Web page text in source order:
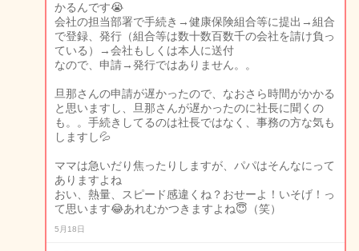
かるんです😭
会社の担当部署で手続き→健康保険組合等に提出→組合
で登録、発行（組合等は数十数百数千の会社を請け負っ
ている）→会社もしくは本人に送付
なので、申請→発行ではありません。。
旦那さんの申請が遅かったので、なおさら時間がかかる
と思いますし、旦那さんが遅かったのに社長に聞くの
も。。手続きしてるのは社長ではなく、事務の方な気も
しますし💦
ママは急いだり焦ったりしますが、パパはそんなにって
ありますよね
おい、熱量、スピード感違くね？おせーよ！いそげ！っ
て思います😂あれむかつきますよね😇（笑）
5月18日